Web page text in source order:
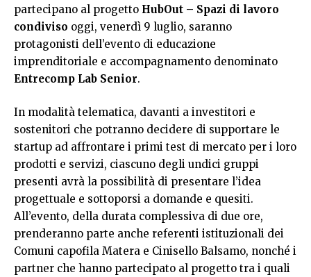
partecipano al progetto HubOut – Spazi di lavoro
condiviso oggi, venerdì 9 luglio, saranno
protagonisti dell’evento di educazione
imprenditoriale e accompagnamento denominato
Entrecomp Lab Senior.
In modalità telematica, davanti a investitori e
sostenitori che potranno decidere di supportare le
startup ad affrontare i primi test di mercato per i loro
prodotti e servizi, ciascuno degli undici gruppi
presenti avrà la possibilità di presentare l’idea
progettuale e sottoporsi a domande e quesiti.
All’evento, della durata complessiva di due ore,
prenderanno parte anche referenti istituzionali dei
Comuni capofila Matera e Cinisello Balsamo, nonché i
partner che hanno partecipato al progetto tra i quali